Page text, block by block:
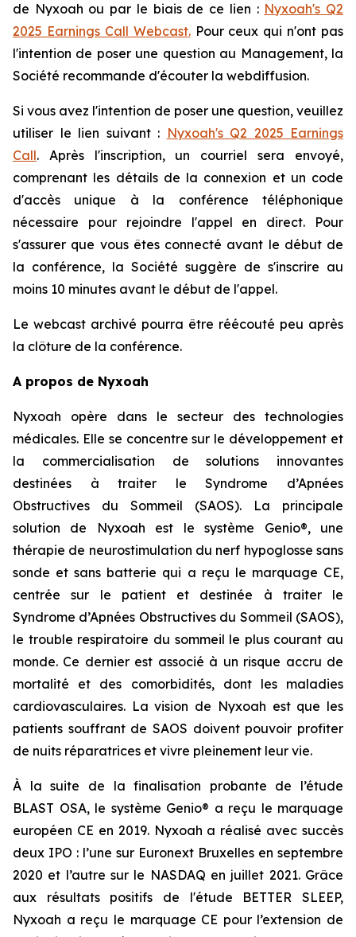
de Nyxoah ou par le biais de ce lien : Nyxoah's Q2
2025 Earnings Call Webcast.Pour ceux qui n'ont pas
l'intention de poser une question au Management, la
Société recommande d'écouter la webdiffusion.
Si vous avez l'intention de poser une question, veuillez
utiliser le lien suivant : Nyxoah's Q2 2025 Earnings
Call. Après l'inscription, un courriel sera envoyé,
comprenant les détails de la connexion et un code
d'accès unique à la conférence téléphonique
nécessaire pour rejoindre l'appel en direct. Pour
s'assurer que vous êtes connecté avant le début de
la conférence, la Société suggère de s'inscrire au
moins 10 minutes avant le début de l'appel.
Le webcast archivé pourra être réécouté peu après
la clôture de la conférence.
A propos de Nyxoah
Nyxoah opère dans le secteur des technologies
médicales. Elle se concentre sur le développement et
la commercialisation de solutions innovantes
destinées à traiter le Syndrome d’Apnées
Obstructives du Sommeil (SAOS). La principale
solution de Nyxoah est le système Genio®, une
thérapie de neurostimulation du nerf hypoglosse sans
sonde et sans batterie qui a reçu le marquage CE,
centrée sur le patient et destinée à traiter le
Syndrome d’Apnées Obstructives du Sommeil (SAOS),
le trouble respiratoire du sommeil le plus courant au
monde. Ce dernier est associé à un risque accru de
mortalité et des comorbidités, dont les maladies
cardiovasculaires. La vision de Nyxoah est que les
patients souffrant de SAOS doivent pouvoir profiter
de nuits réparatrices et vivre pleinement leur vie.
À la suite de la finalisation probante de l’étude
BLAST OSA, le système Genio® a reçu le marquage
européen CE en 2019. Nyxoah a réalisé avec succès
deux IPO : l’une sur Euronext Bruxelles en septembre
2020 et l’autre sur le NASDAQ en juillet 2021. Grâce
aux résultats positifs de l'étude BETTER SLEEP,
Nyxoah a reçu le marquage CE pour l’extension de